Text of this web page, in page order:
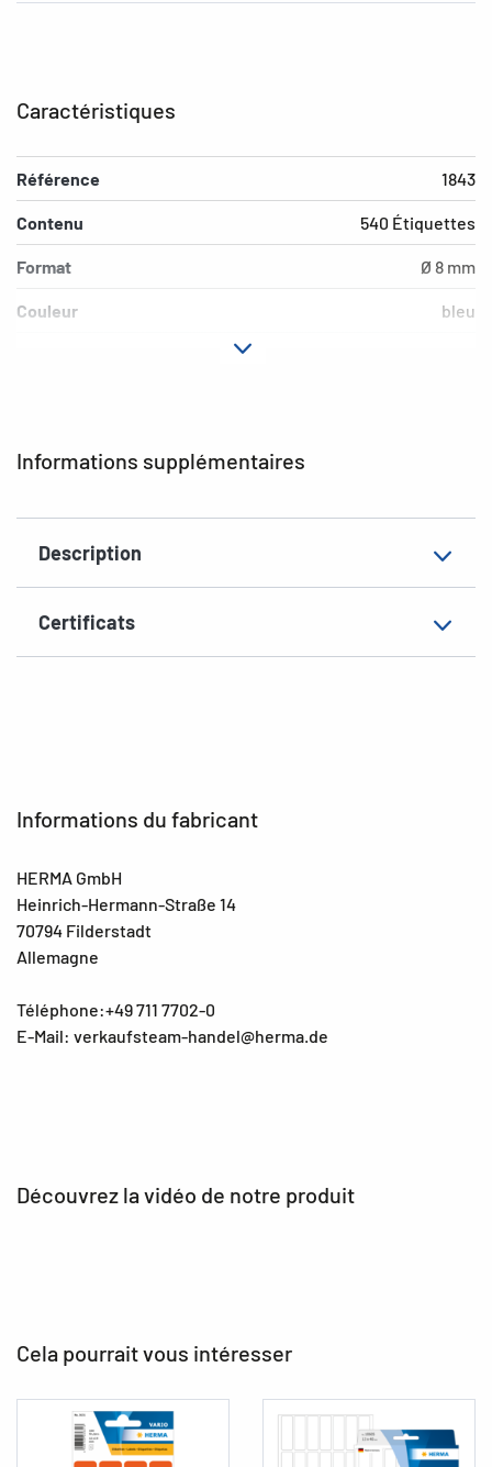
Informations supplémentaires
Description
Certificats
Caractéristiques
Référence 1843
Contenu 540 Étiquettes
Format Ø 8 mm
Couleur bleu
Informations du fabricant
HERMA GmbH
Heinrich-Hermann-Straße 14
70794 Filderstadt
Allemagne
Téléphone:+49 711 7702-0
E-Mail: verkaufsteam-handel@herma.de
Découvrez la vidéo de notre produit
Cela pourrait vous intéresser